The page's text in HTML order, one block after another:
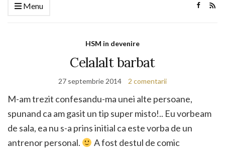
Menu
HSM in devenire
Celalalt barbat
27 septembrie 2014 2 comentarii
M-am trezit confesandu-ma unei alte persoane,
spunand ca am gasit un tip super misto!.. Eu vorbeam
de sala, ea nu s-a prins initial ca este vorba de un
antrenor personal.
A fost destul de comic